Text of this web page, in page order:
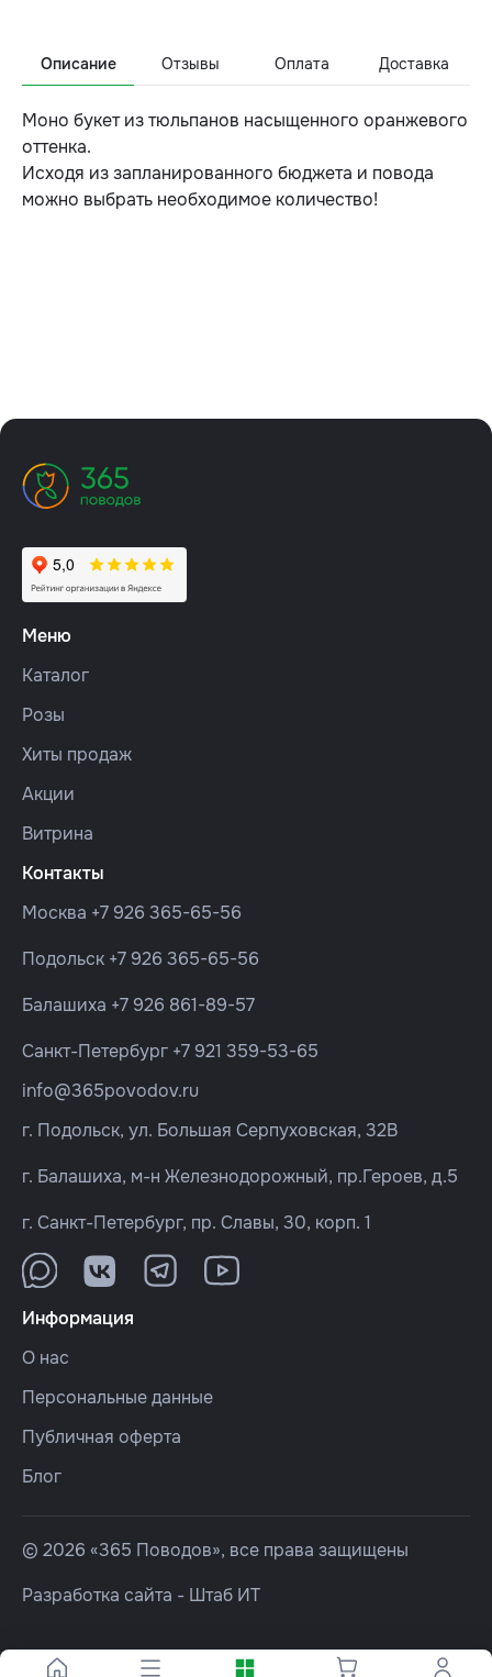
Описание Отзывы Оплата Доставка
Моно букет из тюльпанов насыщенного оранжевого
оттенка.
Исходя из запланированного бюджета и повода
можно выбрать необходимое количество!
Меню
Каталог
Розы
Хиты продаж
Акции
Витрина
Контакты
Москва +7 926 365-65-56
Подольск +7 926 365-65-56
Балашиха +7 926 861-89-57
Санкт-Петербург +7 921 359-53-65
info@365povodov.ru
г. Подольск, ул. Большая Серпуховская, 32В
г. Балашиха, м-н Железнодорожный, пр.Героев, д.5
г. Санкт-Петербург, пр. Славы, 30, корп. 1
Информация
О нас
Персональные данные
Публичная оферта
Блог
© 2026 «365 Поводов», все права защищены
Разработка сайта - Штаб ИТ